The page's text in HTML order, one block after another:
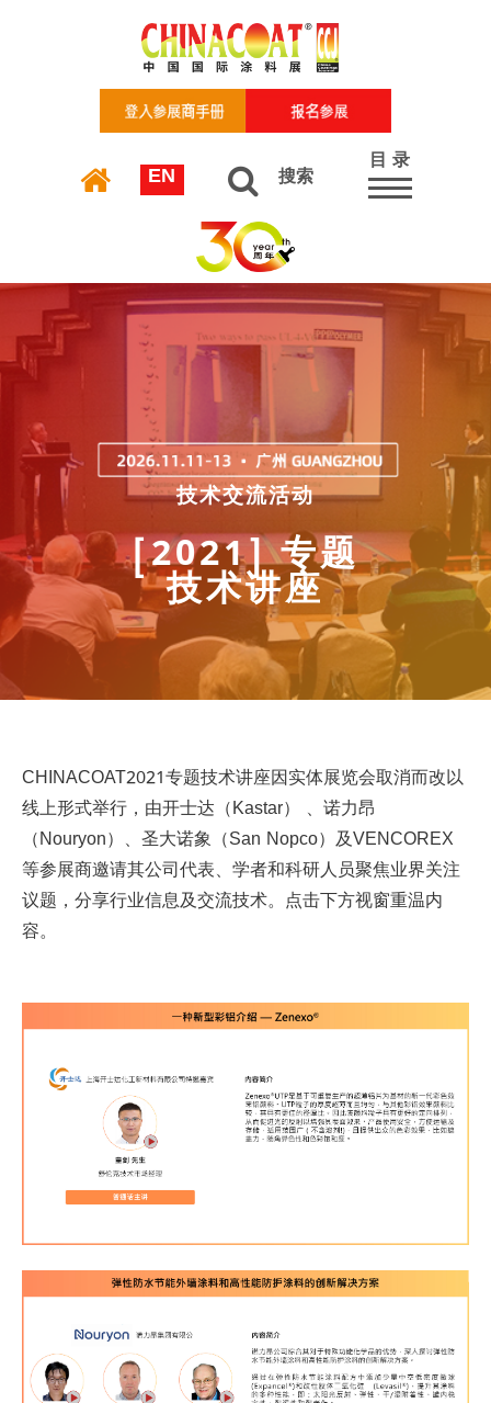
EN 搜索
目 录
技术交流活动
[2021] 专题
技术讲座
CHINACOAT2021专题技术讲座因实体展览会取消而改以
线上形式举行，由开士达（Kastar） 、诺力昂
（Nouryon）、圣大诺象（San Nopco）及VENCOREX
等参展商邀请其公司代表、学者和科研人员聚焦业界关注
议题，分享行业信息及交流技术。点击下方视窗重温内
容。